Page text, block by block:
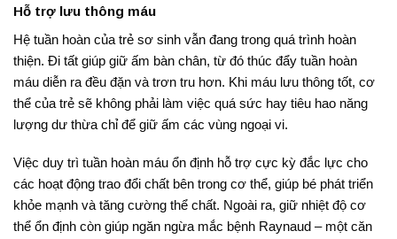
Hỗ trợ lưu thông máu
Hệ tuần hoàn của trẻ sơ sinh vẫn đang trong quá trình hoàn
thiện. Đi tất giúp giữ ấm bàn chân, từ đó thúc đẩy tuần hoàn
máu diễn ra đều đặn và trơn tru hơn. Khi máu lưu thông tốt, cơ
thể của trẻ sẽ không phải làm việc quá sức hay tiêu hao năng
lượng dư thừa chỉ để giữ ấm các vùng ngoại vi.
Việc duy trì tuần hoàn máu ổn định hỗ trợ cực kỳ đắc lực cho
các hoạt động trao đổi chất bên trong cơ thể, giúp bé phát triển
khỏe mạnh và tăng cường thể chất. Ngoài ra, giữ nhiệt độ cơ
thể ổn định còn giúp ngăn ngừa mắc bệnh Raynaud – một căn